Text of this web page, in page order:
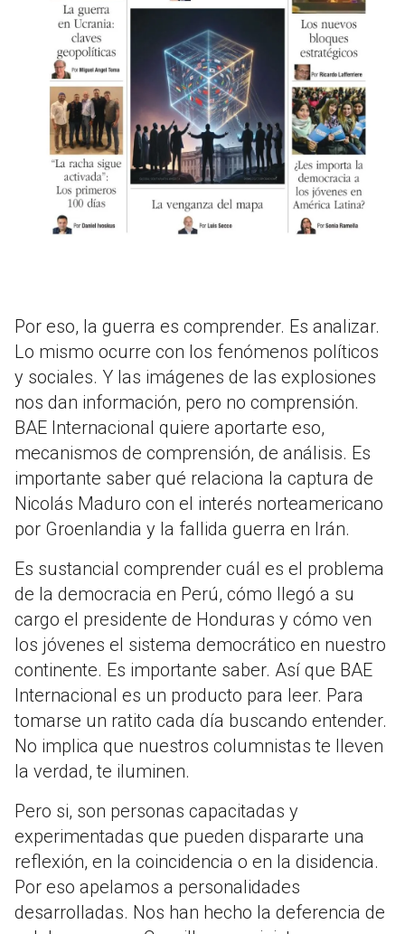
Por eso, la guerra es comprender. Es analizar.
Lo mismo ocurre con los fenómenos políticos
y sociales. Y las imágenes de las explosiones
nos dan información, pero no comprensión.
BAE Internacional quiere aportarte eso,
mecanismos de comprensión, de análisis. Es
importante saber qué relaciona la captura de
Nicolás Maduro con el interés norteamericano
por Groenlandia y la fallida guerra en Irán.
Es sustancial comprender cuál es el problema
de la democracia en Perú, cómo llegó a su
cargo el presidente de Honduras y cómo ven
los jóvenes el sistema democrático en nuestro
continente. Es importante saber. Así que BAE
Internacional es un producto para leer. Para
tomarse un ratito cada día buscando entender.
No implica que nuestros columnistas te lleven
la verdad, te iluminen.
Pero si, son personas capacitadas y
experimentadas que pueden dispararte una
reflexión, en la coincidencia o en la disidencia.
Por eso apelamos a personalidades
desarrolladas. Nos han hecho la deferencia de